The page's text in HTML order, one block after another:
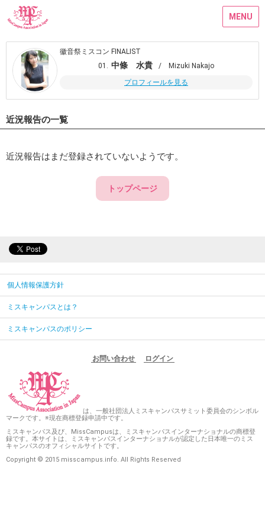
MENU
徽音祭ミスコン FINALIST
01. 中條 水貴
/ Mizuki Nakajo
プロフィールを見る
近況報告の一覧
近況報告はまだ登録されていないようです。
トップページ
個人情報保護方針
ミスキャンパスとは？
ミスキャンパスのポリシー
お問い合わせ ログイン
は、一般社団法人ミスキャンパスサミット委員会のシンボル
マークです。※現在商標登録申請中です。
ミスキャンパス及び、MissCampusは、ミスキャンパスインターナショナルの商標登
録です。本サイトは、ミスキャンパスインターナショナルが認定した日本唯一のミス
キャンパスのオフィシャルサイトです。
Copyright © 2015 misscampus.info. All Rights Reserved